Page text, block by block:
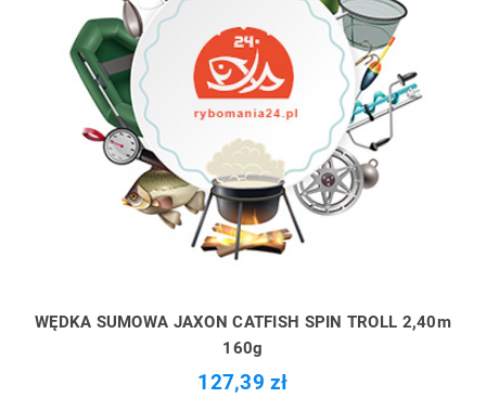
WĘDKA SUMOWA JAXON CATFISH SPIN TROLL 2,40m
160g
127,39 zł